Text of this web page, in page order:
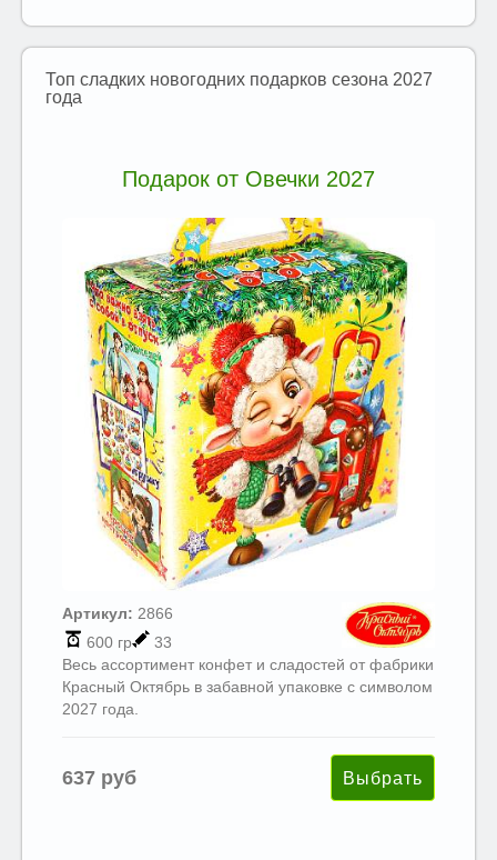
Топ сладких новогодних подарков сезона 2027
года
Подарок от Овечки 2027
Артикул: 2866
600 гр
33
Весь ассортимент конфет и сладостей от фабрики
Красный Октябрь в забавной упаковке с символом
2027 года.
637 руб